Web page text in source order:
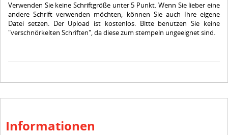
Verwenden Sie keine Schriftgröße unter 5 Punkt. Wenn Sie lieber eine
andere Schrift verwenden möchten, können Sie auch Ihre eigene
Datei setzen. Der Upload ist kostenlos. Bitte benutzen Sie keine
"verschnörkelten Schriften", da diese zum stempeln ungeeignet sind.
Informationen